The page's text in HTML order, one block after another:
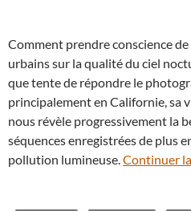
Comment prendre conscience de
urbains sur la qualité du ciel
que tente de répondre le
principalement en Californie, sa
nous révèle progressivement la
séquences enregistrées de plus
pollution lumineuse.Continuer